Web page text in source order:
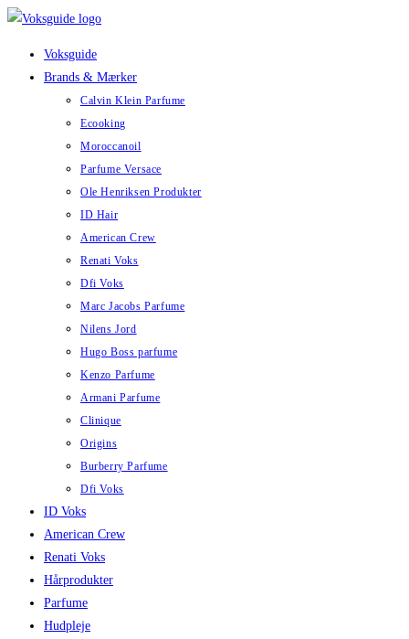
Skip
Voksguide
Brands & Mærker
Calvin Klein Parfume
Ecooking
Moroccanoil
Parfume Versace
Ole Henriksen Produkter
ID Hair
American Crew
Renati Voks
Dfi Voks
Marc Jacobs Parfume
Nilens Jord
Hugo Boss parfume
Kenzo Parfume
Armani Parfume
Clinique
Origins
Burberry Parfume
Dfi Voks
ID Voks
American Crew
Renati Voks
Hårprodukter
Parfume
Hudpleje